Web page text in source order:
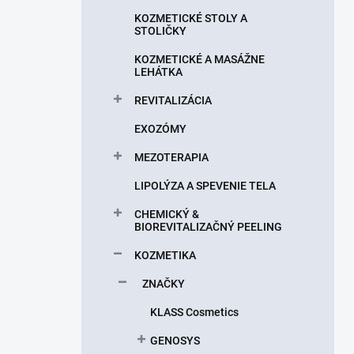
KOZMETICKÉ STOLY A
STOLIČKY
KOZMETICKÉ A MASÁŽNE
LEHÁTKA
REVITALIZÁCIA
EXOZÓMY
MEZOTERAPIA
LIPOLÝZA A SPEVENIE TELA
CHEMICKÝ &
BIOREVITALIZAČNÝ PEELING
KOZMETIKA
ZNAČKY
KLASS Cosmetics
GENOSYS